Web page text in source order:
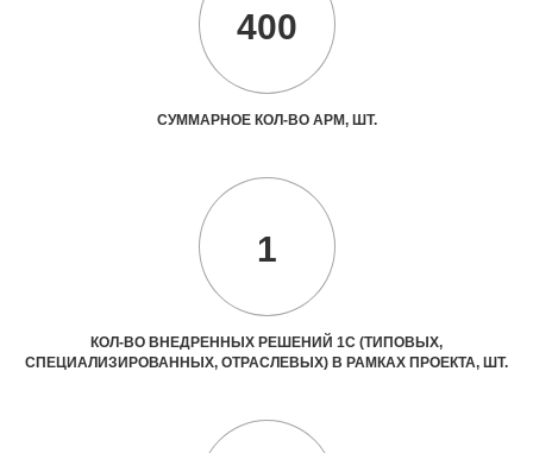
400
СУММАРНОЕ КОЛ-ВО АРМ, ШТ.
1
КОЛ-ВО ВНЕДРЕННЫХ РЕШЕНИЙ 1С (ТИПОВЫХ,
СПЕЦИАЛИЗИРОВАННЫХ, ОТРАСЛЕВЫХ) В РАМКАХ ПРОЕКТА, ШТ.